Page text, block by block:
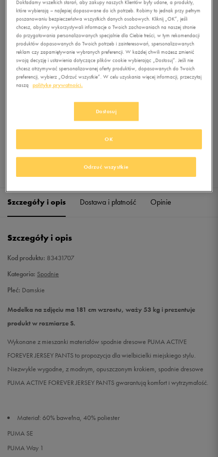
PUMA SPODNIE ACTIVE
FOREVER JERSEY PANTS
0.0(0 )
39,99zł z Vat
+ 200 PKT WKLUBIE 50 STYLE
Jeśli artykuł będzie ponownie dostępny, otrzymasz od nas powiadomienie.
Wybierz rozmiar
XS Powiadom o dostępności
S Powiadom o dostępności
Sprawdź dostępność w salonach
Szczegóły i opis Dostawa i płatność Opinie
Szczegóły i opis
Kod produktu: 83431707
Kategoria: Spodnie
Płeć: Damskie
Modelka na zdjęciu ma 181 cm wzrostu, waży 53 kg i prezentuje
produkt w rozmiarze S.
Wykonane z mieszanki materiałów spodnie dresowe PUMA ACTIVE
FOREVER JERSEY PANTS to propozycja dla wielbicielki miejskiego stylu.
Niezwykle wygodne, z modnym, opuszczonym krokiem, spodnie dresowe
PUMA ACTIVE FOREVER JERSEY PANTS gwarantują komfort i wytrzymałość.
Materiał: 60% bawełna, 40% poliester
PUMA SE
PUMA Way 1
Dokładamy wszelkich starań, aby zakupy naszych Klientów były udane, a produkty,
które wybierają – najlepiej dopasowane do ich potrzeb. Robimy to jednak przy pełnym
poszanowaniu bezpieczeństwa wszystkich danych osobowych. Kliknij „OK”, jeśli
chcesz, abyśmy wykorzystywali informacje o Twoich zachowaniach na naszej stronie
do przygotowania personalizowanych specjalnie dla Ciebie treści, w tym rekomendacji
produktów dopasowanych do Twoich potrzeb i zainteresowań, spersonalizowanych
reklam czy zapamiętywanie wybranych preferencji. W każdej chwili możesz zmienić
swoją decyzję i ustawienia dotyczące plików cookie wybierając „Dostosuj”. Jeśli nie
chcesz otrzymywać spersonalizowanej oferty produktów, dopasowanych do Twoich
preferencji, wybierz „Odrzuć wszystkie”. W celu uzyskania więcej informacji, przeczytaj
naszą politykę prywatności.
Dostosuj
Odrzuć wszystkie
OK